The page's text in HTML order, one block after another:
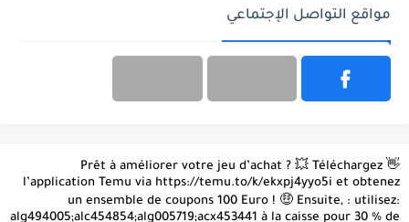
مواقع التواصل الإجتماعي
👋 Prêt à améliorer votre jeu d’achat ? 💥 Téléchargez
l’application Temu via https://temu.to/k/ekxpj4yyo5i et obtenez
un ensemble de coupons 100 Euro ! 🤑 Ensuite, : utilisez:
alg494005;alc454854;alg005719;acx453441 à la caisse pour 30 % de